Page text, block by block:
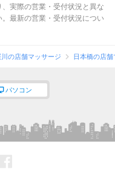
実際の営業・受付状況と異な
最新の営業・受付状況につい
の店舗マッサージ 日本橋の店
パソコン